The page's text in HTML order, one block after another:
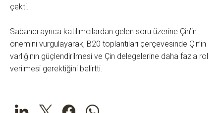
çekti.
Sabancı ayrıca katılımcılardan gelen soru üzerine Çin’in
önemini vurgulayarak, B20 toplantıları çerçevesinde Çin’in
varlığının güçlendirilmesi ve Çin delegelerine daha fazla rol
verilmesi gerektiğini belirtti.